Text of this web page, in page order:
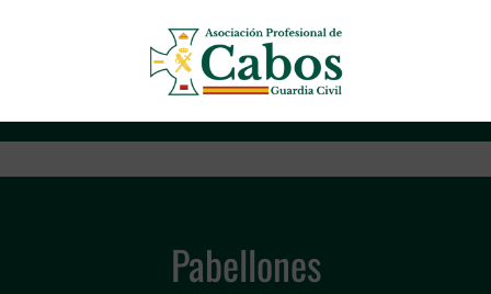
Asociación Profesional de
Pabellones